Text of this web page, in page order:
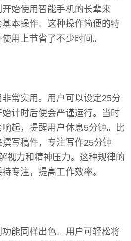
始使用智能手机的长辈来
本操作。这种操作简便的特
用上节省了不少时间。
常实用。用户可以设定25分
计时后便会严谨运行。当时
起，提醒用户休息5分钟。比
写稿件，专注写作25分钟
视力和精神压力。这种规律的
专注，提高工作效率。
功能同样出色。用户可轻松将